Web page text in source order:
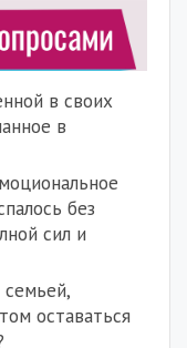
в своих
в
без
сил и
семьей,
оставаться